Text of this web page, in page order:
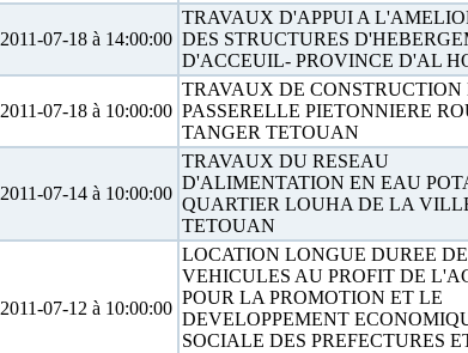
2011-07-18 à 14:00:00
TRAVAUX D'APPUI A
DES STRUCTURES
D'ACCEUIL- PROVINCE D'AL
2011-07-18 à 10:00:00
TRAVAUX DE CONSTRUCTION
PASSERELLE PIETONNIERE
TANGER TETOUAN
2011-07-14 à 10:00:00
TRAVAUX DU RESEAU
D'ALIMENTATION EN EAU
QUARTIER LOUHA DE LA
TETOUAN
2011-07-12 à 10:00:00
LOCATION LONGUE DUREE DE
VEHICULES AU PROFIT DE
POUR LA PROMOTION ET LE
DEVELOPPEMENT
SOCIALE DES PREFECTURES